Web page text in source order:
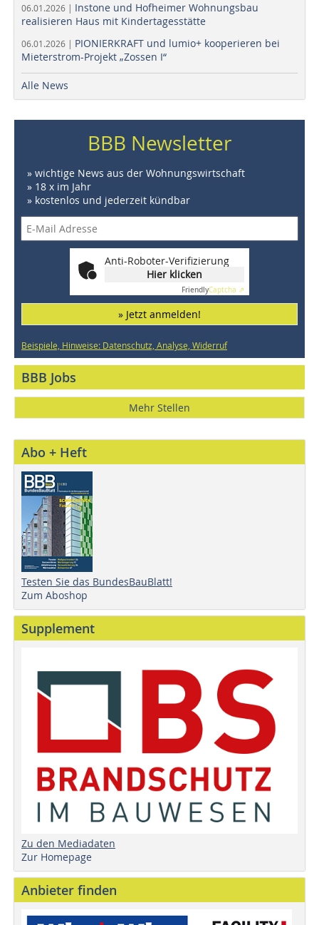
06.01.2026 | Instone und Hofheimer Wohnungsbau
realisieren Haus mit Kindertagesstätte
06.01.2026 | PIONIERKRAFT und lumio+ kooperieren bei
Mieterstrom-Projekt „Zossen I“
Alle News
BBB Newsletter
» wichtige News aus der Wohnungswirtschaft
» 18 x im Jahr
» kostenlos und jederzeit kündbar
Anti-Roboter-Verifizierung
Hier klicken
FriendlyCaptcha ⇗
» Jetzt anmelden!
Beispiele, Hinweise: Datenschutz, Analyse, Widerruf
BBB Jobs
Mehr Stellen
Abo + Heft
Testen Sie das BundesBauBlatt!
Zum Aboshop
Supplement
Zu den Mediadaten
Zur Homepage
Anbieter finden